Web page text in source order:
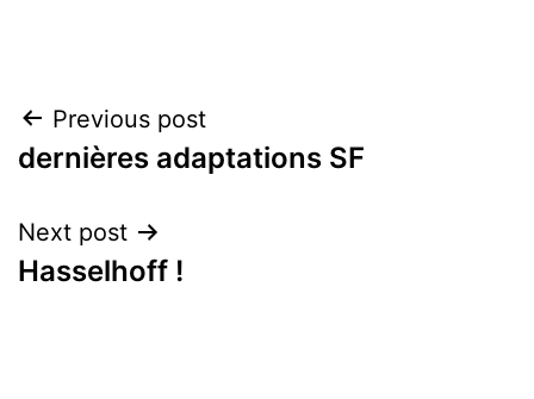
Post
navigation
Previous post
dernières adaptations SF
Next post
Hasselhoff !